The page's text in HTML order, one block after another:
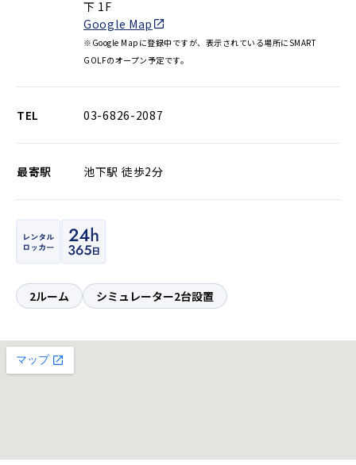
下 1F
Google Map
※Google Mapに登録中ですが、表示されている場所にSMART
GOLFのオープン予定です。
TEL 03-6826-2087
最寄駅 池下駅 徒歩2分
2ルーム シミュレーター2台設置